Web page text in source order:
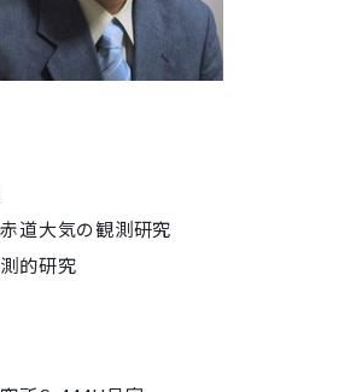
道大気の観測研究
的研究